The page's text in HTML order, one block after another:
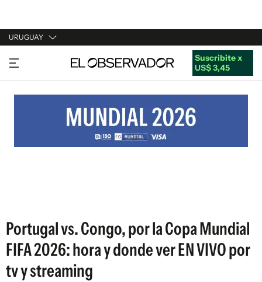
URUGUAY
URUGUAY
ARGENTINA
ESTADOS UNIDOS
Suscribite x
US$ 3,45
Portugal vs. Congo, por la Copa Mundial
FIFA 2026: hora y donde ver EN VIVO por
tv y streaming